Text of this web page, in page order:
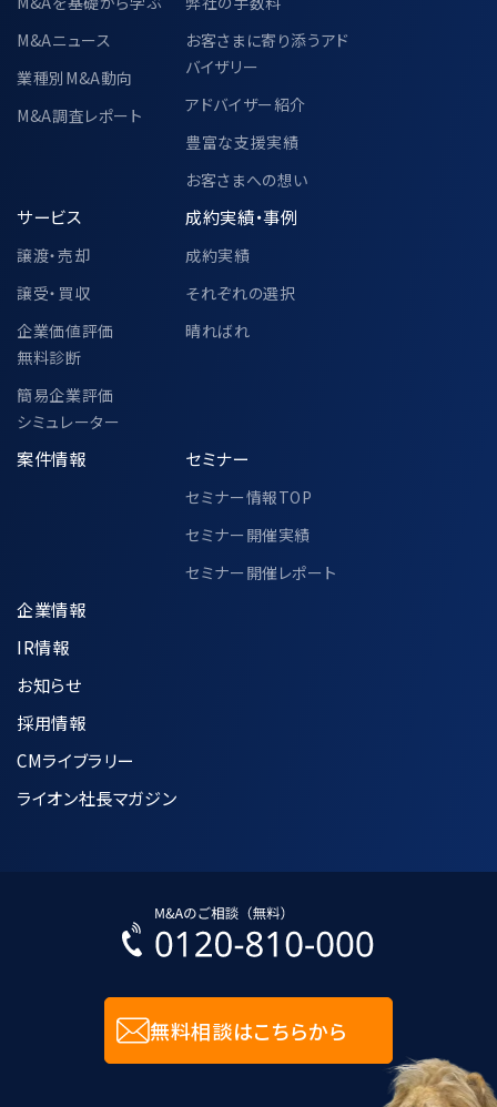
M&Aニュース
業種別M&A動向
M&A調査レポート
お客さまに寄り添うアド
バイザリー
アドバイザー紹介
豊富な支援実績
お客さまへの想い
サービス
譲渡・売却
譲受・買収
企業価値評価
無料診断
簡易企業評価
シミュレーター
成約実績・事例
成約実績
それぞれの選択
晴ればれ
案件情報 セミナー
セミナー情報TOP
セミナー開催実績
セミナー開催レポート
企業情報
IR情報
お知らせ
採用情報
CMライブラリー
ライオン社長マガジン
無料相談はこちらから